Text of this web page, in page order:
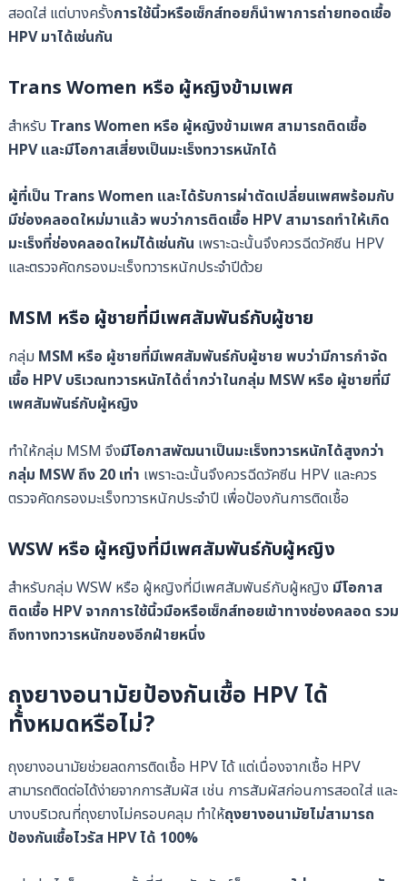
สอดใส่ แต่บางครั้งการใช้นิ้วหรือเซ็กส์ทอยก็นำพาการถ่ายทอดเชื้อ
HPV มาได้เช่นกัน
Trans Women หรือ ผู้หญิงข้ามเพศ
สำหรับ Trans Women หรือ ผู้หญิงข้ามเพศ สามารถติดเชื้อ
HPV และมีโอกาสเสี่ยงเป็นมะเร็งทวารหนักได้
ผู้ที่เป็น Trans Women และได้รับการผ่าตัดเปลี่ยนเพศพร้อมกับ
มีช่องคลอดใหม่มาแล้ว พบว่าการติดเชื้อ HPV สามารถทำให้เกิด
มะเร็งที่ช่องคลอดใหม่ได้เช่นกัน เพราะฉะนั้นจึงควรฉีดวัคซีน HPV
และตรวจคัดกรองมะเร็งทวารหนักประจำปีด้วย
MSM หรือ ผู้ชายที่มีเพศสัมพันธ์กับผู้ชาย
กลุ่ม MSM หรือ ผู้ชายที่มีเพศสัมพันธ์กับผู้ชาย พบว่ามีการกำจัด
เชื้อ HPV บริเวณทวารหนักได้ต่ำกว่าในกลุ่ม MSW หรือ ผู้ชายที่มี
เพศสัมพันธ์กับผู้หญิง
ทำให้กลุ่ม MSM จึงมีโอกาสพัฒนาเป็นมะเร็งทวารหนักได้สูงกว่า
กลุ่ม MSW ถึง 20 เท่า เพราะฉะนั้นจึงควรฉีดวัคซีน HPV และควร
ตรวจคัดกรองมะเร็งทวารหนักประจำปี เพื่อป้องกันการติดเชื้อ
WSW หรือ ผู้หญิงที่มีเพศสัมพันธ์กับผู้หญิง
สำหรับกลุ่ม WSW หรือ ผู้หญิงที่มีเพศสัมพันธ์กับผู้หญิง มีโอกาส
ติดเชื้อ HPV จากการใช้นิ้วมือหรือเซ็กส์ทอยเข้าทางช่องคลอด รวม
ถึงทางทวารหนักของอีกฝ่ายหนึ่ง
ถุงยางอนามัยป้องกันเชื้อ HPV ได้
ทั้งหมดหรือไม่?
ถุงยางอนามัยช่วยลดการติดเชื้อ HPV ได้ แต่เนื่องจากเชื้อ HPV
สามารถติดต่อได้ง่ายจากการสัมผัส เช่น การสัมผัสก่อนการสอดใส่ และ
บางบริเวณที่ถุงยางไม่ครอบคลุม ทำให้ถุงยางอนามัยไม่สามารถ
ป้องกันเชื้อไวรัส HPV ได้ 100%